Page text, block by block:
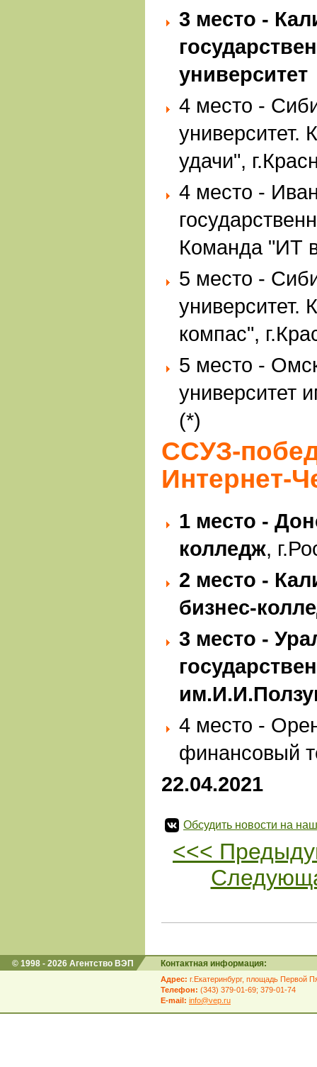
3 место -
университет
4 место -
университет.
удачи",
4 место -
Команда "ИТ
5 место -
университет.
компас",
5 место -
университет
(*)
ССУЗ-
Интернет-
1 место -
колледж,
2 место -
бизнес-
3 место -
4 место -
финансовый
22.04.2021
Обсудить новости на
<<<
© 1998 - 2026 Агентство ВЭП Контактная информация:
Адрес: г.Екатеринбург, площадь Первой
Телефон: (343) 379-01-69; 379-01-74
E-mail: info@vep.ru